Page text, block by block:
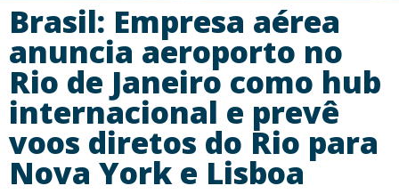
Brasil: Empresa aérea
anuncia aeroporto no
Rio de Janeiro como hub
internacional e prevê
voos diretos do Rio para
Nova York e Lisboa